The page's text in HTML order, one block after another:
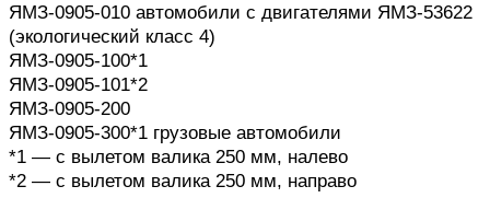
ЯМЗ-0905-010 автомобили с двигателями ЯМЗ-53622
(экологический класс 4)
ЯМЗ-0905-100*1
ЯМЗ-0905-101*2
ЯМЗ-0905-200
ЯМЗ-0905-300*1 грузовые автомобили
*1 — с вылетом валика 250 мм, налево
*2 — с вылетом валика 250 мм, направо